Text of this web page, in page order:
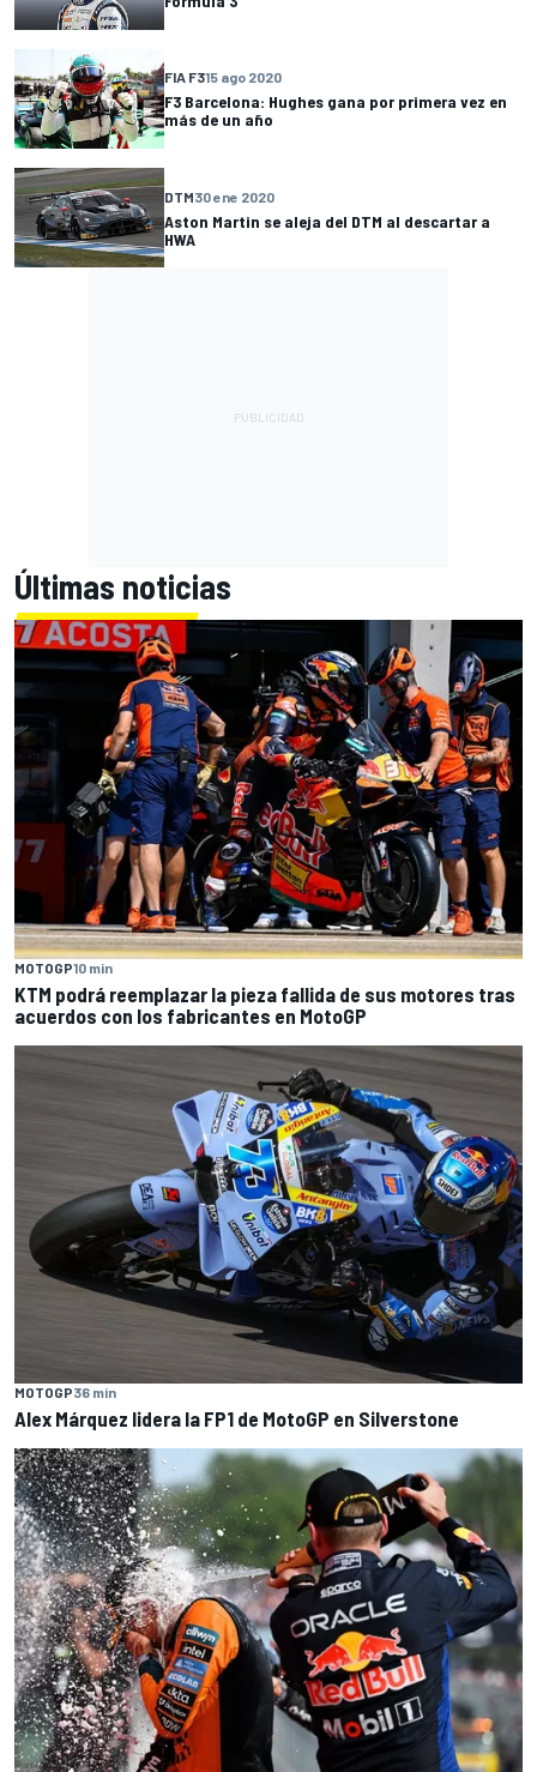
FIA F315 ago 2020
F3 Barcelona: Hughes gana por primera vez en
más de un año
DTM30 ene 2020
Aston Martin se aleja del DTM al descartar a
HWA
Últimas noticias
MOTOGP10 min
KTM podrá reemplazar la pieza fallida de sus motores tras
acuerdos con los fabricantes en MotoGP
MOTOGP36 min
Alex Márquez lidera la FP1 de MotoGP en Silverstone